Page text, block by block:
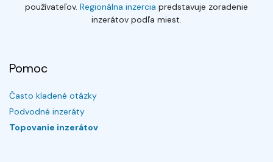
používateľov. Regionálna inzercia predstavuje zoradenie
inzerátov podľa miest.
Pomoc
Často kladené otázky
Podvodné inzeráty
Topovanie inzerátov